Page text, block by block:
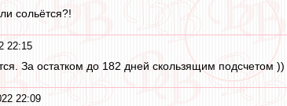
сольётся?!
22:15
За остатком до 182 дней скользящим подсчетом ))
22:09